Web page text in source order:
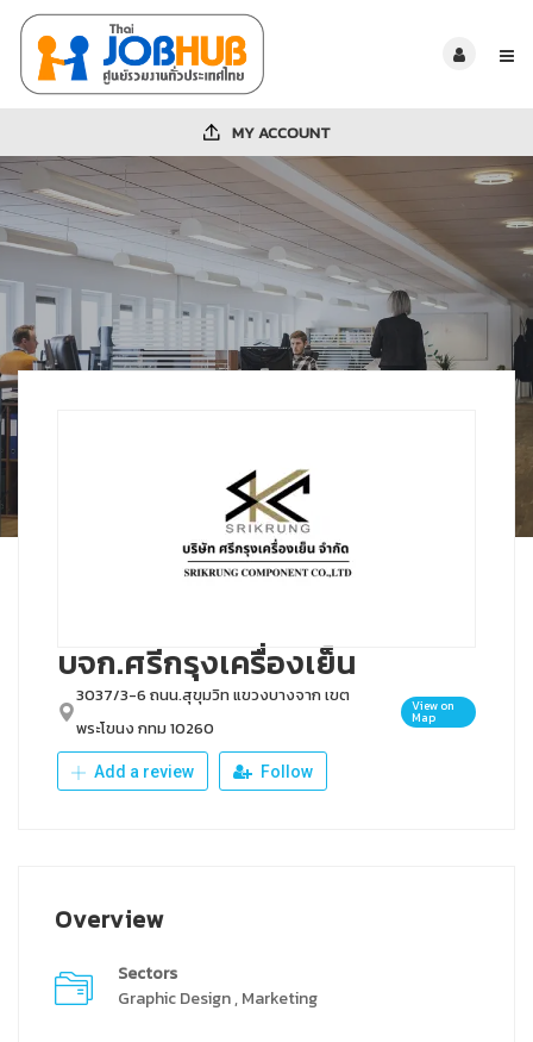
MY ACCOUNT
บจก.ศรีกรุงเครื่องเย็น
3037/3-6 ถนน.สุขุมวิท แขวงบางจาก เขต
พระโขนง กทม 10260
View on
Map
Add a review Follow
Overview
Sectors
Graphic Design , Marketing